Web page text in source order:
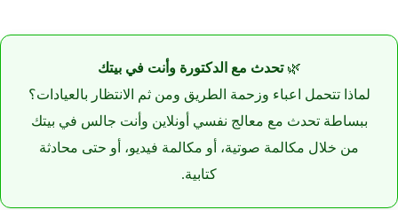
🌿تحدث مع الدكتورة وأنت في بيتك
لماذا تتحمل اعباء وزحمة الطريق ومن ثم الانتظار بالعيادات؟
ببساطة تحدث مع معالج نفسي أونلاين وأنت جالس في بيتك
من خلال مكالمة صوتية، أو مكالمة فيديو، أو حتى محادثة
كتابية.